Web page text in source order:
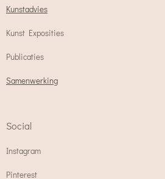
Kunstadvies
Kunst Exposities
Publicaties
Samenwerking
Social
Instagram
Pinterest